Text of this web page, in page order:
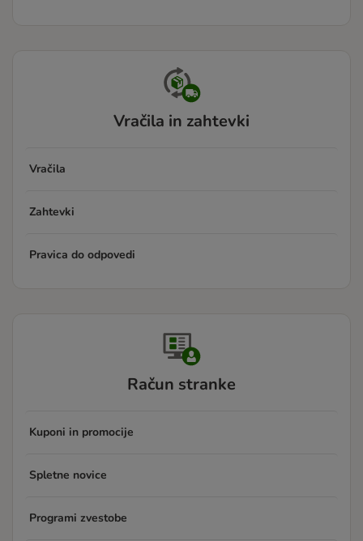
Vračila in zahtevki
Vračila
Zahtevki
Pravica do odpovedi
Račun stranke
Kuponi in promocije
Spletne novice
Programi zvestobe